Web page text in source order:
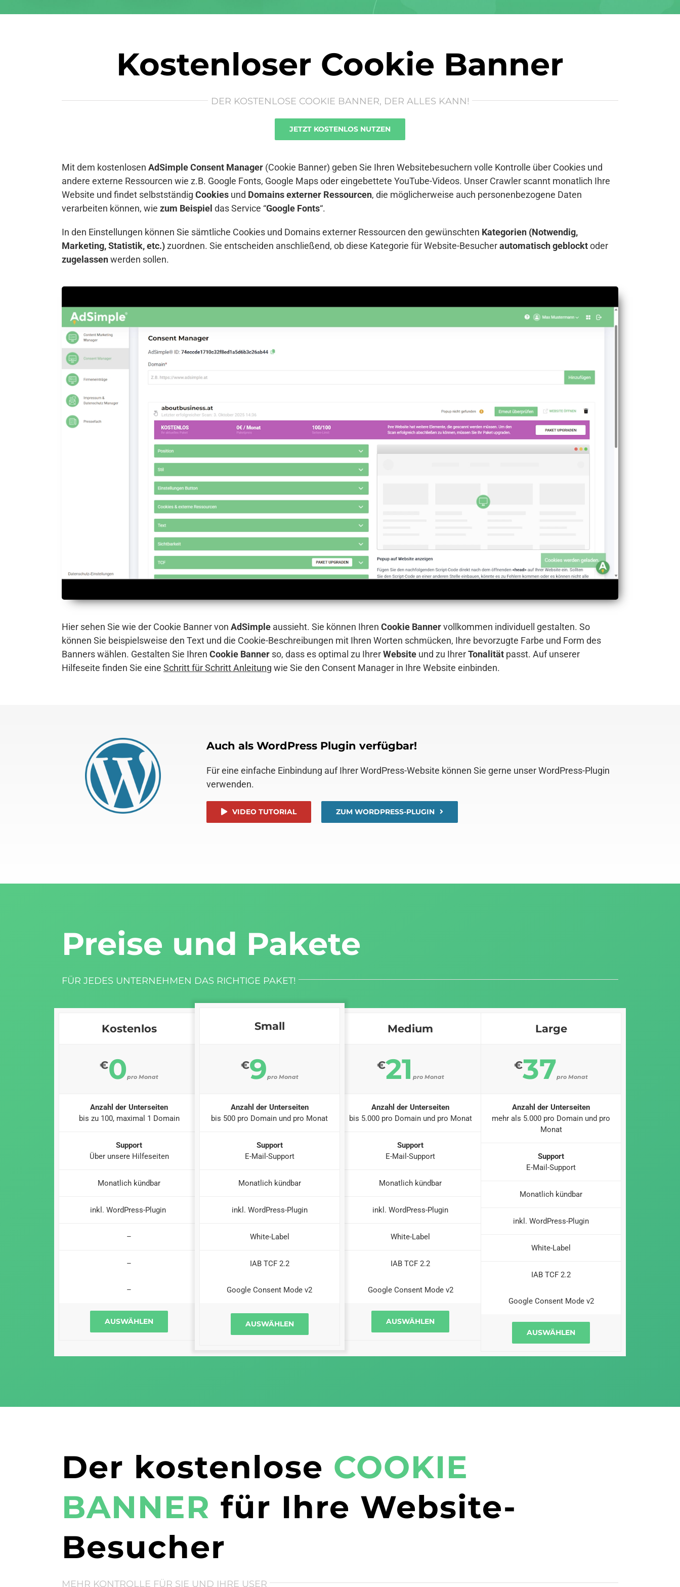
Kostenloser Cookie Banner
DER KOSTENLOSE COOKIE BANNER, DER ALLES KANN!
JETZT KOSTENLOS NUTZEN
Mit dem kostenlosen AdSimple Consent Manager (Cookie Banner) geben Sie Ihren Websitebesuchern volle Kontrolle über Cookies und
andere externe Ressourcen wie z.B. Google Fonts, Google Maps oder eingebettete YouTube-Videos. Unser Crawler scannt monatlich Ihre
Website und findet selbstständig Cookies und Domains externer Ressourcen, die möglicherweise auch personenbezogene Daten
verarbeiten können, wie zum Beispiel das Service “Google Fonts“.
In den Einstellungen können Sie sämtliche Cookies und Domains externer Ressourcen den gewünschten Kategorien (Notwendig,
Marketing, Statistik, etc.)zuordnen. Sie entscheiden anschließend, ob diese Kategorie für Website-Besucherautomatisch geblocktoder
zugelassenwerden sollen.
Hier sehen Sie wie der Cookie Banner von AdSimple aussieht. Sie können Ihren Cookie Bannervollkommen individuell gestalten. So
können Sie beispielsweise den Text und die Cookie-Beschreibungen mit Ihren Worten schmücken, Ihre bevorzugte Farbe und Form des
Banners wählen. Gestalten Sie Ihren Cookie Banner so, dass es optimal zu IhrerWebsite und zu IhrerTonalität passt. Auf unserer
Hilfeseite finden Sie eine Schritt für Schritt Anleitung wie Sie den Consent Manager in Ihre Website einbinden.
Auch als WordPress Plugin verfügbar!
Für eine einfache Einbindung auf Ihrer WordPress-Website können Sie gerne unser WordPress-Plugin
verwenden.
VIDEO TUTORIAL ZUM WORDPRESS-PLUGIN
Preise und Pakete
FÜR JEDES UNTERNEHMEN DAS RICHTIGE PAKET!
Kostenlos
€0pro Monat
Anzahl der Unterseiten
bis zu 100, maximal 1 Domain
Support
Über unsere Hilfeseiten
Monatlich kündbar
inkl. WordPress-Plugin
–
–
–
AUSWÄHLEN
Small
€9pro Monat
Anzahl der Unterseiten
bis 500 pro Domain und pro Monat
Support
E-Mail-Support
Monatlich kündbar
inkl. WordPress-Plugin
White-Label
IAB TCF 2.2
Google Consent Mode v2
AUSWÄHLEN
Medium
€21 pro Monat
Anzahl der Unterseiten
bis 5.000 pro Domain und pro Monat
Support
E-Mail-Support
Monatlich kündbar
inkl. WordPress-Plugin
White-Label
IAB TCF 2.2
Google Consent Mode v2
AUSWÄHLEN
Large
€37pro Monat
Anzahl der Unterseiten
mehr als 5.000 pro Domain und pro
Monat
Support
E-Mail-Support
Monatlich kündbar
inkl. WordPress-Plugin
White-Label
IAB TCF 2.2
Google Consent Mode v2
AUSWÄHLEN
Der kostenlose COOKIE
BANNER für Ihre Website-
Besucher
MEHR KONTROLLE FÜR SIE UND IHRE USER